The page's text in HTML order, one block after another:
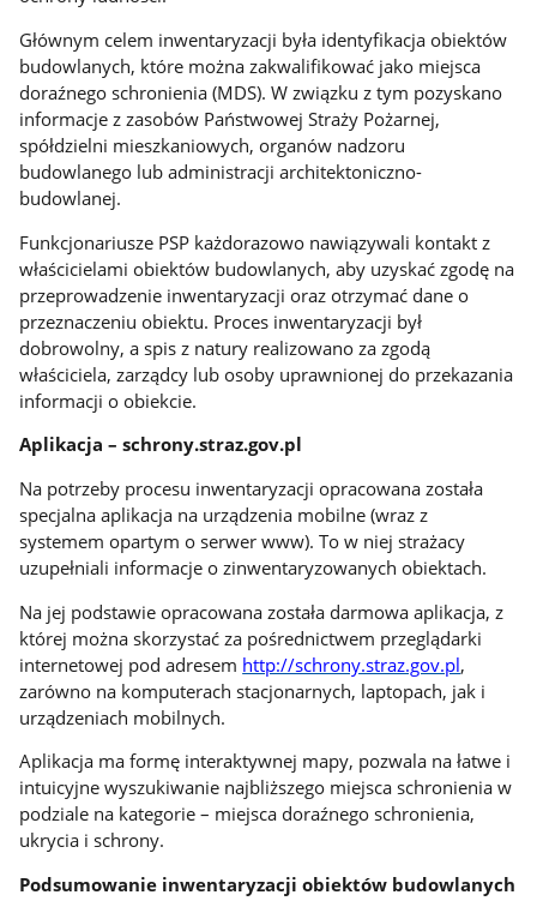
Głównym celem inwentaryzacji była identyfikacja obiektów
budowlanych, które można zakwalifikować jako miejsca
doraźnego schronienia (MDS). W związku z tym pozyskano
informacje z zasobów Państwowej Straży Pożarnej,
spółdzielni mieszkaniowych, organów nadzoru
budowlanego lub administracji architektoniczno-
budowlanej.
Funkcjonariusze PSP każdorazowo nawiązywali kontakt z
właścicielami obiektów budowlanych, aby uzyskać zgodę na
przeprowadzenie inwentaryzacji oraz otrzymać dane o
przeznaczeniu obiektu. Proces inwentaryzacji był
dobrowolny, a spis z natury realizowano za zgodą
właściciela, zarządcy lub osoby uprawnionej do przekazania
informacji o obiekcie.
Aplikacja – schrony.straz.gov.pl
Na potrzeby procesu inwentaryzacji opracowana została
specjalna aplikacja na urządzenia mobilne (wraz z
systemem opartym o serwer www). To w niej strażacy
uzupełniali informacje o zinwentaryzowanych obiektach.
Na jej podstawie opracowana została darmowa aplikacja, z
której można skorzystać za pośrednictwem przeglądarki
internetowej pod adresem http://schrony.straz.gov.pl,
zarówno na komputerach stacjonarnych, laptopach, jak i
urządzeniach mobilnych.
Aplikacja ma formę interaktywnej mapy, pozwala na łatwe i
intuicyjne wyszukiwanie najbliższego miejsca schronienia w
podziale na kategorie – miejsca doraźnego schronienia,
ukrycia i schrony.
Podsumowanie inwentaryzacji obiektów budowlanych